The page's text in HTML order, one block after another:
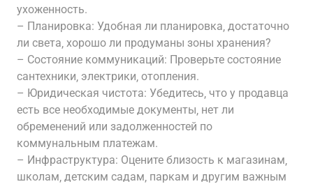
ухоженность.
– Планировка: Удобная ли планировка‚ достаточно
ли света‚ хорошо ли продуманы зоны хранения?
– Состояние коммуникаций: Проверьте состояние
сантехники‚ электрики‚ отопления.
– Юридическая чистота: Убедитесь‚ что у продавца
есть все необходимые документы‚ нет ли
обременений или задолженностей по
коммунальным платежам.
– Инфраструктура: Оцените близость к магазинам‚
школам‚ детским садам‚ паркам и другим важным